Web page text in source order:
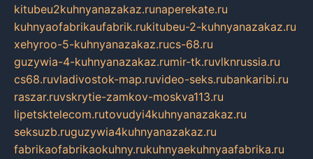
kitubeu2kuhnyanazakaz.runaperekate.ru
kuhnyaofabrikaufabrik.rukitubeu-2-kuhnyanazakaz.ru
xehyroo-5-kuhnyanazakaz.rucs-68.ru
guzywia-4-kuhnyanazakaz.rumir-tk.ruvlknrussia.ru
cs68.ruvladivostok-map.ruvideo-seks.rubankaribi.ru
raszar.ruvskrytie-zamkov-moskva113.ru
lipetsktelecom.rutovudyi4kuhnyanazakaz.ru
seksuzb.ruguzywia4kuhnyanazakaz.ru
fabrikaofabrikaokuhny.rukuhnyaekuhnyaafabrika.ru